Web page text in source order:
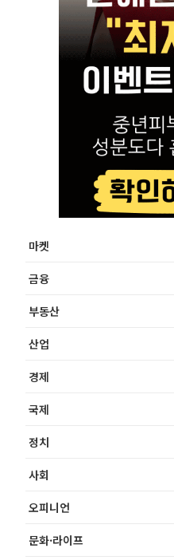
마켓
금융
부동산
산업
경제
국제
정치
사회
오피니언
문화·라이프